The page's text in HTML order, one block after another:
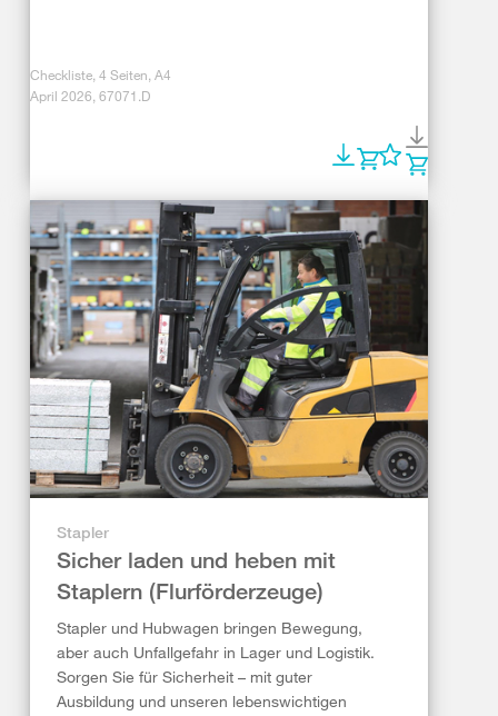
Checkliste, 4 Seiten, A4
April 2026, 67071.D
Stapler
Sicher laden und heben mit
Staplern (Flurförderzeuge)
Stapler und Hubwagen bringen Bewegung,
aber auch Unfallgefahr in Lager und Logistik.
Sorgen Sie für Sicherheit – mit guter
Ausbildung und unseren lebenswichtigen